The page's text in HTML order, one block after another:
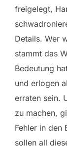
freigelegt,
Details. Wer
stammt das
Bedeutung
und erlogen
erraten sein.
zu machen,
Fehler in den
sollen all